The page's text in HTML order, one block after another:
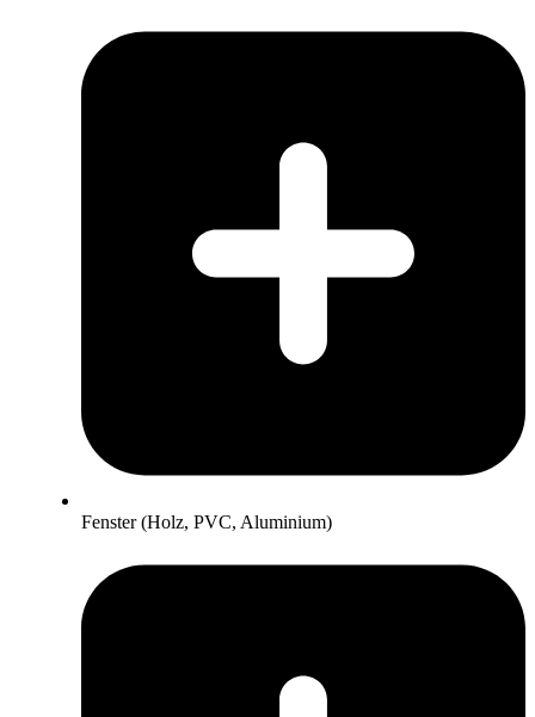
Fenster (Holz, PVC, Aluminium)